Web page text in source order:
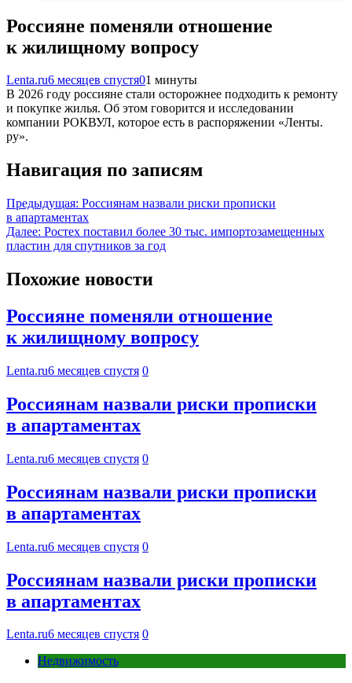
Россияне поменяли отношение
к жилищному вопросу
Lenta.ru6 месяцев спустя01 минуты
В 2026 году россияне стали осторожнее подходить к ремонту
и покупке жилья. Об этом говорится и исследовании
компании РОКВУЛ, которое есть в распоряжении «Ленты.
ру».
Навигация по записям
Предыдущая: Россиянам назвали риски прописки
в апартаментах
Далее: Ростех поставил более 30 тыс. импортозамещенных
пластин для спутников за год
Похожие новости
Россияне поменяли отношение
к жилищному вопросу
Lenta.ru6 месяцев спустя 0
Россиянам назвали риски прописки
в апартаментах
Lenta.ru6 месяцев спустя 0
Россиянам назвали риски прописки
в апартаментах
Lenta.ru6 месяцев спустя 0
Россиянам назвали риски прописки
в апартаментах
Lenta.ru6 месяцев спустя 0
Недвижимость